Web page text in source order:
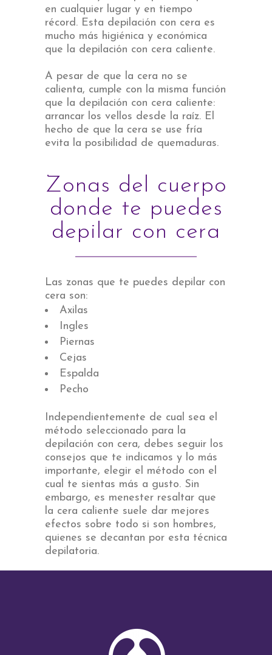
en cualquier lugar y en tiempo
récord. Esta depilación con cera es
mucho más higiénica y económica
que la depilación con cera caliente.
A pesar de que la cera no se
calienta, cumple con la misma función
que la depilación con cera caliente:
arrancar los vellos desde la raíz. El
hecho de que la cera se use fría
evita la posibilidad de quemaduras.
Zonas del cuerpo
donde te puedes
depilar con cera
Las zonas que te puedes depilar con
cera son:
Axilas
Ingles
Piernas
Cejas
Espalda
Pecho
Independientemente de cual sea el
método seleccionado para la
depilación con cera, debes seguir los
consejos que te indicamos y lo más
importante, elegir el método con el
cual te sientas más a gusto. Sin
embargo, es menester resaltar que
la cera caliente suele dar mejores
efectos sobre todo si son hombres,
quienes se decantan por esta técnica
depilatoria.